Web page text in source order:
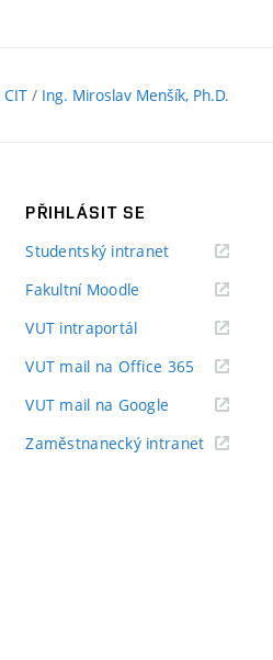
CIT / Ing. Miroslav Menšík, Ph.D.
PŘIHLÁSIT SE
Studentský intranet(externí
Fakultní Moodle
VUT intraportál(externí
VUT mail na Office 365 (externí
VUT mail na Google (externí
Zaměstnanecký intranet(externí